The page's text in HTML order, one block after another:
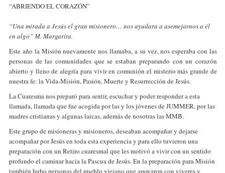
“ABRIENDO EL CORAZÓN”
“Una mirada a Jesús el gran misionero… nos ayudara a asemejarnos a él
en algo” M. Margarita.
Este año la Misión nuevamente nos llamaba, a su vez, nos esperaba con las
personas de las comunidades que se estaban preparando con un corazón
abierto y lleno de alegría para vivir en comunión el misterio más grande de
nuestra fe: la Vida-Misión, Pasión, Muerte y Resurrección de Jesús.
La Cuaresma nos preparó para sentir, escuchar y poder responder a esta
llamada, llamada que fue acogida por las y los jóvenes de JUMMER, por las
madres cristianas y algunas laicas, además de nosotras las MMB.
Este grupo de misioneras y misioneros, deseaban acompañar y dejarse
acompañar por Jesús en toda esta experiencia y para ello tuvieron una
preparación con un Retiro cuaresmal que les motivó a vivir con un sentido
profundo el caminar hacia la Pascua de Jesús. En la preparación para Misión
también hubo personas del pueblo viejano que apoyaron con víveres y